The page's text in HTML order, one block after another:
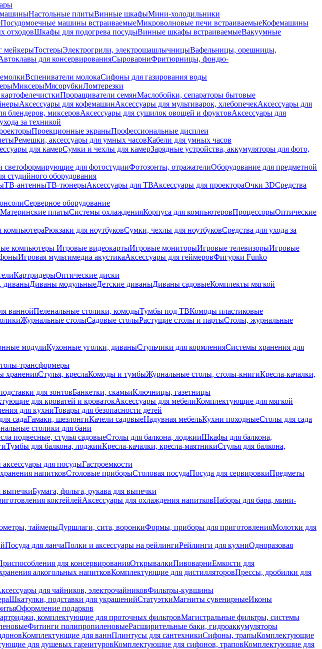
машиныНастольные плитыВинные шкафыМини-холодильники
Посудомоечные машины встраиваемыеМикроволновые печи встраиваемыеКофемашины
отходовШкафы для подогрева посудыВинные шкафы встраиваемыеВакуумные
мейкерыТостерыЭлектрогрили, электрошашлычницыВафельницы, орешницы,
для консервированияСыроварниФритюрницы, фондю-
Вспениватели молокаСифоны для газирования воды
МиксерыМясорубкиЛомтерезки
Проращиватели семянМаслобойки, сепараторы бытовые
Аксессуары для кофемашинАксессуары для мультиварок, хлебопечекАксессуары для
блендеров, миксеровАксессуары для сушилок овощей и фруктовАксессуары для
за техникой
Проекционные экраныПрофессиональные дисплеи
Ремешки, аксессуары для умных часовКабели для умных часов
для камерСумки и чехлы для камерЗарядные устройства, аккумуляторы для фото,
светоформирующие для фотостудииФотозонты, отражателиОборудование для предметной
студийного оборудования
ТВ-антенныТВ-тюнерыАксессуары для ТВАксессуары для проектораОчки 3DСредства
Серверное оборудование
Материнские платыСистемы охлажденияКорпуса для компьютеровПроцессорыОптические
компьютераРюкзаки для ноутбуковСумки, чехлы для ноутбуковСредства для ухода за
компьютеры Игровые видеокартыИгровые мониторыИгровые телевизорыИгровые
Игровая мультимедиа акустикаАксессуары для геймеровФигурки Funko
КартридерыОптические диски
диваныДиваны модульныеДетские диваныДиваны садовыеКомплекты мягкой
ваннойПеленальные столики, комодыТумбы под ТВКомоды пластиковые
Журнальные столыСадовые столыРастущие столы и партыСтолы, журнальные
модулиКухонные уголки, диваныСтульчики для кормленияСистемы хранения для
трансформеры
храненияСтулья, креслаКомоды и тумбыЖурнальные столы, столы-книгиКресла-качалки,
для зонтовБанкетки, скамьиКлючницы, газетницы
для кроватей и кроватокАксессуары для мебелиКомплектующие для мягкой
для кухниТовары для безопасности детей
садаГамаки, шезлонгиКачели садовыеНадувная мебельКухни походныеСтолы для сада
столики для бани
подвесные, стулья садовыеСтолы для балкона, лоджииШкафы для балкона,
Тумбы для балкона, лоджииКресла-качалки, кресла-маятникиСтулья для балкона,
для посудыГастроемкости
напитковСтоловые приборыСтоловая посудаПосуда для сервировкиПредметы
выпечкиБумага, фольга, рукава для выпечки
коктейлейАксессуары для охлаждения напитковНаборы для бара, мини-
таймерыДуршлаги, сита, воронкиФормы, приборы для приготовленияМолотки для
Посуда для ланчаПолки и аксессуары на рейлингиРейлинги для кухниОдноразовая
для консервированияОткрывалкиПивоварниЕмкости для
алкогольных напитковКомплектующие для дистилляторовПрессы, дробилки для
для чайников, электрочайниковФильтры-кувшины
Шкатулки, подставки для украшенийСтатуэткиМагниты сувенирныеИконы
Оформление подарков
комплектующие для проточных фильтровМагистральные фильтры, системы
Фитинги полипропиленовыеРасширительные баки, гидроаккумуляторы
Комплектующие для ваннПлинтусы для сантехникиСифоны, трапыКомплектующие
для душевых гарнитуровКомплектующие для сифонов, траповКомплектующие для